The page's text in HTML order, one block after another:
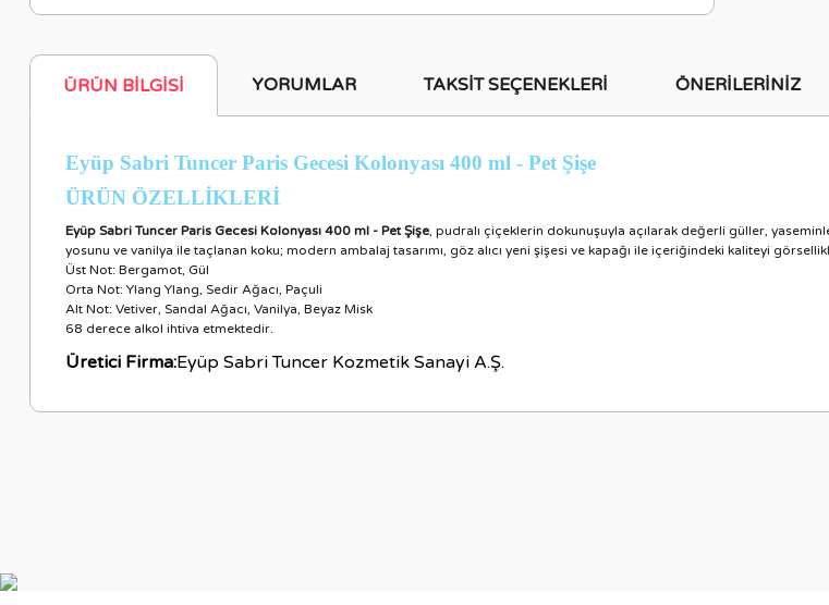
ÜRÜN BILGISI YORUMLAR TAKSIT SEÇENEKLERI ÖNERILERINIZ
Eyüp Sabri Tuncer Paris Gecesi Kolonyası 400 ml - Pet Şişe
ÜRÜN ÖZELLİKLERİ
Eyüp Sabri Tuncer Paris Gecesi Kolonyası 400 ml - Pet Şişe, pudralı çiçeklerin dokunuşuyla açılarak değerli güller,
yosunu ve vanilya ile taçlanan koku; modern ambalaj tasarımı, göz alıcı yeni şişesi ve kapağı ile içeriğindeki kaliteyi
Üst Not: Bergamot, Gül
Orta Not: Ylang Ylang, Sedir Ağacı, Paçuli
Alt Not: Vetiver, Sandal Ağacı, Vanilya, Beyaz Misk
68 derece alkol ihtiva etmektedir.
Üretici Firma:Eyüp Sabri Tuncer Kozmetik Sanayi A.Ş.